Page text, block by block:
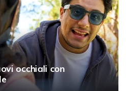
occhiali con